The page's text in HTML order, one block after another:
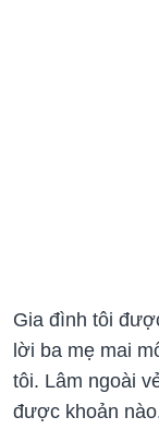
Gia đình tôi
lời ba mẹ mai
tôi. Lâm ngoài
được khoản